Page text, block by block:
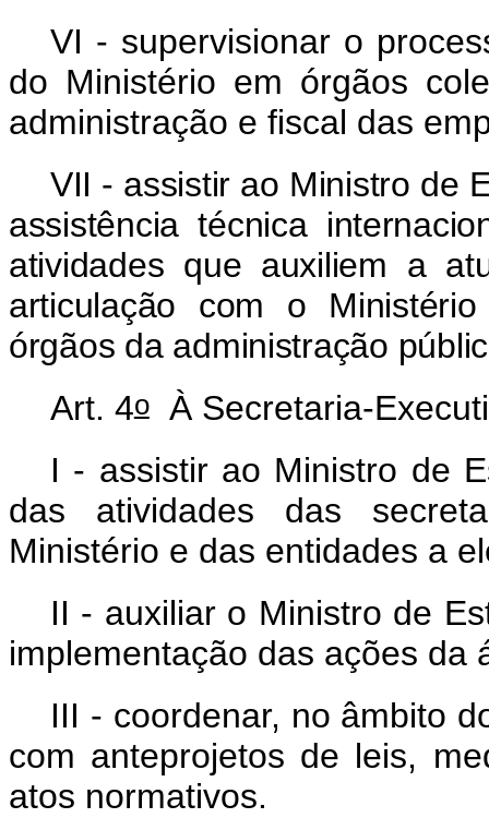
VI - supervisionar o
do Ministério em órgãos
administração e fiscal das
VII - assistir ao Ministro de
assistência técnica
atividades que auxiliem a
articulação com o
órgãos da administração
Art. 4oÀ Secretaria-
I - assistir ao Ministro de
das atividades das
Ministério e das entidades a
II - auxiliar o Ministro de
implementação das ações da
III - coordenar, no âmbito
com anteprojetos de leis,
atos normativos.